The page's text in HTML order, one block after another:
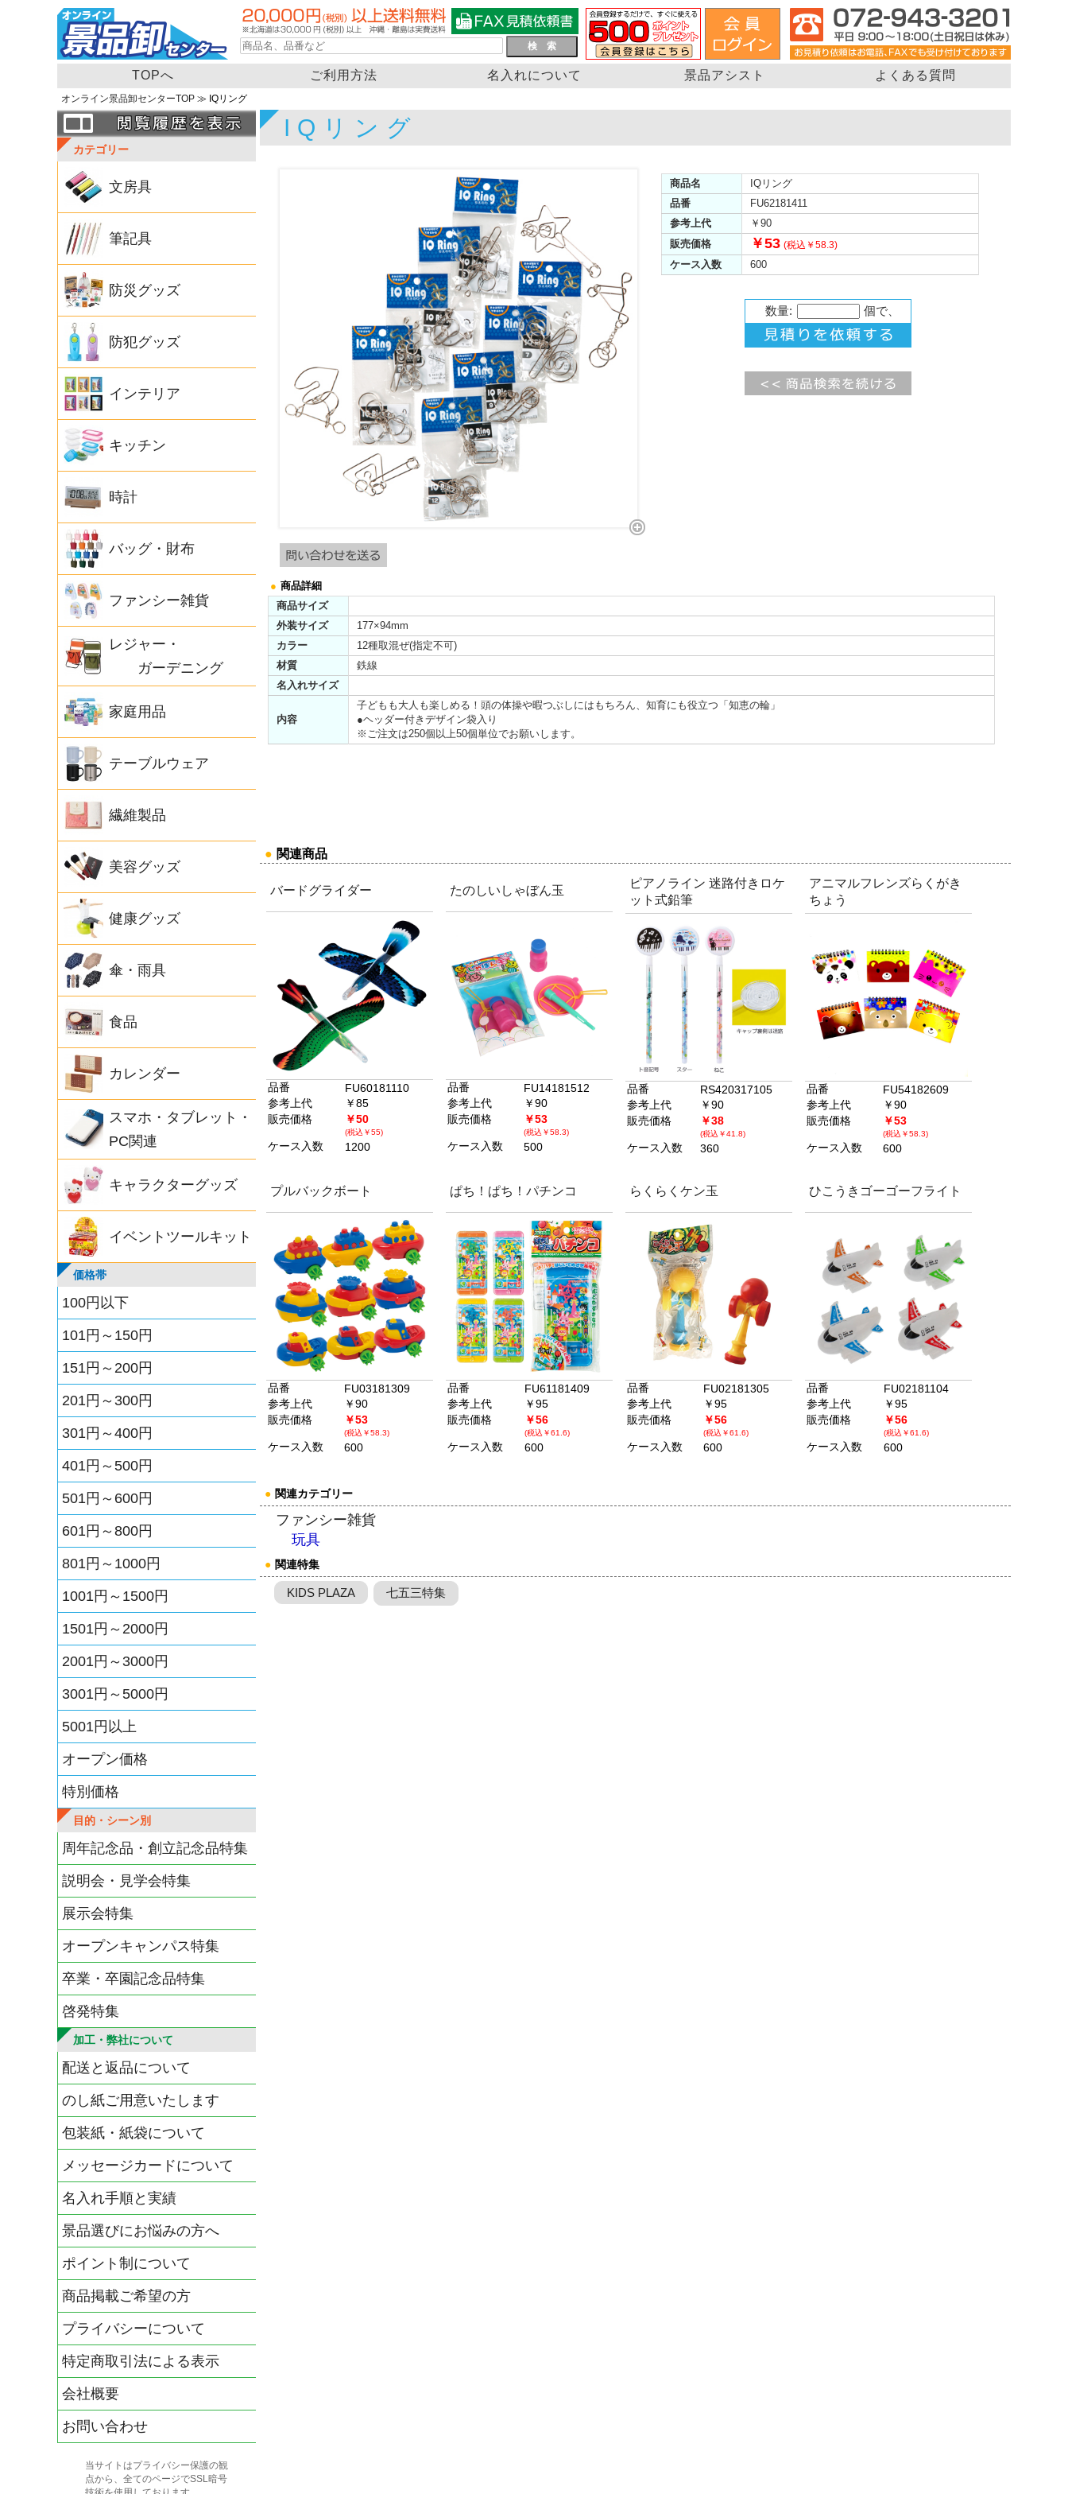
TOPへ ご利用方法 名入れについて 景品アシスト よくある質問
オンライン景品卸センターTOP ≫ IQリング
カテゴリー
文房具
筆記具
防災グッズ
防犯グッズ
インテリア
キッチン
時計
バッグ・財布
ファンシー雑貨
レジャー・
ガーデニング
家庭用品
テーブルウェア
繊維製品
美容グッズ
健康グッズ
傘・雨具
食品
カレンダー
スマホ・タブレット・
PC関連
キャラクターグッズ
イベントツールキット
価格帯
100円以下
101円～150円
151円～200円
201円～300円
301円～400円
401円～500円
501円～600円
601円～800円
801円～1000円
1001円～1500円
1501円～2000円
2001円～3000円
3001円～5000円
5001円以上
オープン価格
特別価格
目的・シーン別
周年記念品・創立記念品特集
説明会・見学会特集
展示会特集
オープンキャンパス特集
卒業・卒園記念品特集
啓発特集
加工・弊社について
配送と返品について
のし紙ご用意いたします
包装紙・紙袋について
メッセージカードについて
名入れ手順と実績
景品選びにお悩みの方へ
ポイント制について
商品掲載ご希望の方
プライバシーについて
特定商取引法による表示
会社概要
お問い合わせ
当サイトはプライバシー保護の観
点から、全てのページでSSL暗号
IQリング
商品名
IQリング
品番
FU62181411
参考上代
￥90
販売価格
￥53 (税込￥58.3)
ケース入数 600
数量: 個で、
● 商品詳細
商品サイズ
外装サイズ
177×94mm
カラー
12種取混ぜ(指定不可)
材質
鉄線
名入れサイズ
内容
子どもも大人も楽しめる！頭の体操や暇つぶしにはもちろん、知育にも役立つ「知恵の輪」
●ヘッダー付きデザイン袋入り
※ご注文は250個以上50個単位でお願いします。
● 関連商品
バードグライダー
品番
FU60181110
参考上代
￥85
販売価格
￥50
(税込￥55)
ケース入数 1200
たのしいしゃぼん玉
品番
FU14181512
参考上代
￥90
販売価格
￥53
(税込￥58.3)
ケース入数 500
ピアノライン 迷路付きロケ
ット式鉛筆
品番
RS420317105
参考上代
￥90
販売価格
￥38
(税込￥41.8)
ケース入数 360
アニマルフレンズらくがき
ちょう
品番
FU54182609
参考上代
￥90
販売価格
￥53
(税込￥58.3)
ケース入数 600
プルバックボート
品番
FU03181309
参考上代
￥90
販売価格
￥53
(税込￥58.3)
ケース入数 600
ぱち！ぱち！パチンコ
品番
FU61181409
参考上代
￥95
販売価格
￥56
(税込￥61.6)
ケース入数 600
らくらくケン玉
品番
FU02181305
参考上代
￥95
販売価格
￥56
(税込￥61.6)
ケース入数 600
ひこうきゴーゴーフライト
品番
FU02181104
参考上代
￥95
販売価格
￥56
(税込￥61.6)
ケース入数 600
● 関連カテゴリー
ファンシー雑貨
玩具
● 関連特集
KIDS PLAZA 七五三特集